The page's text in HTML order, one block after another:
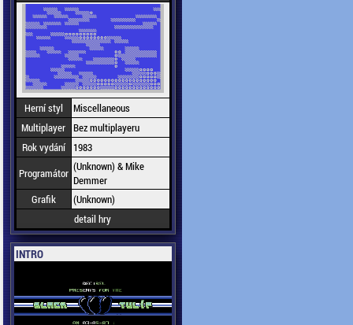
Herní styl
Miscellaneous
Multiplayer Bez multiplayeru
Rok vydání
1983
Programátor (Unknown) & Mike
Demmer
Grafik
(Unknown)
detail hry
INTRO